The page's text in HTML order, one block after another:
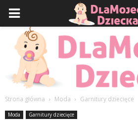
Strona główna Moda Garnitury dziecięce
Moda Garnitury dziecięce